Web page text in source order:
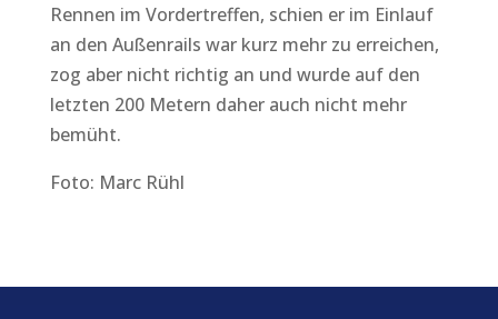
Rennen im Vordertreffen, schien er im Einlauf
an den Außenrails war kurz mehr zu erreichen,
zog aber nicht richtig an und wurde auf den
letzten 200 Metern daher auch nicht mehr
bemüht.
Foto: Marc Rühl